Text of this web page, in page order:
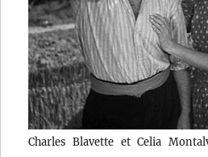
Charles Blavette et Celia